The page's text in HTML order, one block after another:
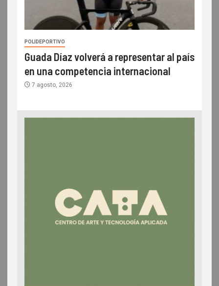
POLIDEPORTIVO
Guada Díaz volverá a representar al país
en una competencia internacional
7 agosto, 2026